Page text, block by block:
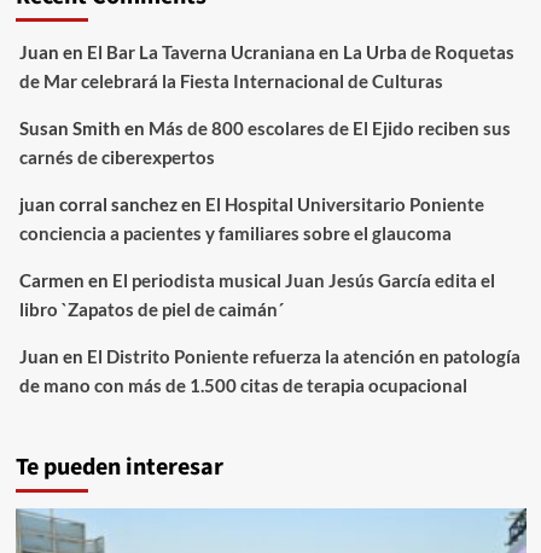
Juan en El Bar La Taverna Ucraniana en La Urba de Roquetas
de Mar celebrará la Fiesta Internacional de Culturas
Susan Smith en Más de 800 escolares de El Ejido reciben sus
carnés de ciberexpertos
juan corral sanchezen El Hospital Universitario Poniente
conciencia a pacientes y familiares sobre el glaucoma
Carmen en El periodista musical Juan Jesús García edita el
libro `Zapatos de piel de caimán´
Juan en El Distrito Poniente refuerza la atención en patología
de mano con más de 1.500 citas de terapia ocupacional
Te pueden interesar